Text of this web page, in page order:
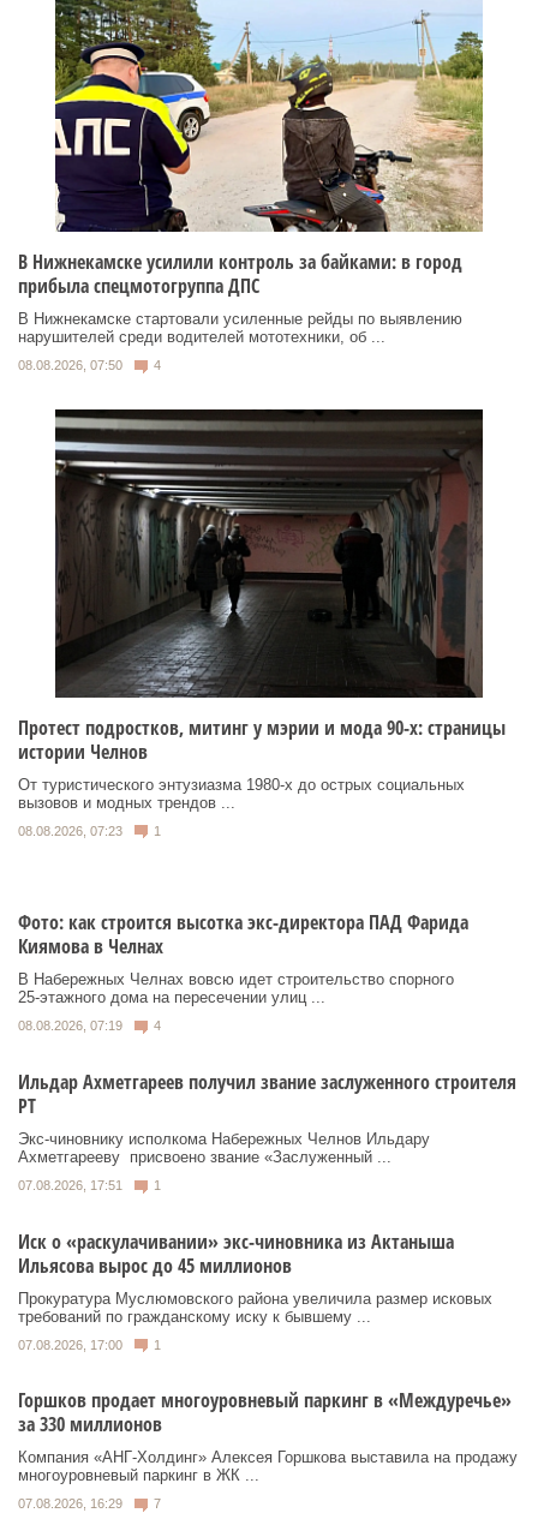
В Нижнекамске усилили контроль за байками: в город
прибыла спецмотогруппа ДПС
В Нижнекамске стартовали усиленные рейды по выявлению
нарушителей среди водителей мототехники, об ...
08.08.2026, 07:50 4
Протест подростков, митинг у мэрии и мода 90-х: страницы
истории Челнов
От туристического энтузиазма 1980‑х до острых социальных
вызовов и модных трендов ...
08.08.2026, 07:23 1
Фото: как строится высотка экс-директора ПАД Фарида
Киямова в Челнах
В Набережных Челнах вовсю идет строительство спорного
25‑этажного дома на пересечении улиц ...
08.08.2026, 07:19 4
Ильдар Ахметгареев получил звание заслуженного строителя
РТ
Экс‑чиновнику исполкома Набережных Челнов Ильдару
Ахметгарееву присвоено звание «Заслуженный ...
07.08.2026, 17:51 1
Иск о «раскулачивании» экс-чиновника из Актаныша
Ильясова вырос до 45 миллионов
Прокуратура Муслюмовского района увеличила размер исковых
требований по гражданскому иску к бывшему ...
07.08.2026, 17:00 1
Горшков продает многоуровневый паркинг в «Междуречье»
за 330 миллионов
Компания «АНГ-Холдинг» Алексея Горшкова выставила на продажу
многоуровневый паркинг в ЖК ...
07.08.2026, 16:29 7